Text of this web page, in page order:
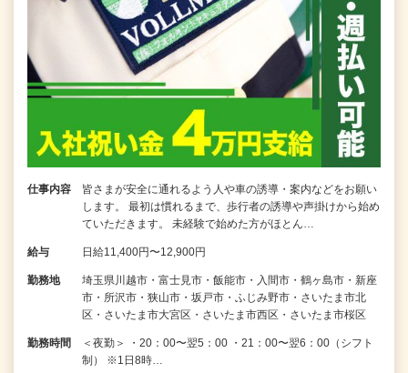
仕事内容
皆さまが安全に通れるよう人や車の誘導・案内などをお願い
します。 最初は慣れるまで、歩行者の誘導や声掛けから始め
ていただきます。 未経験で始めた方がほとん…
給与 日給11,400円〜12,900円
勤務地
埼玉県川越市・富士見市・飯能市・入間市・鶴ヶ島市・新座
市・所沢市・狭山市・坂戸市・ふじみ野市・さいたま市北
区・さいたま市大宮区・さいたま市西区・さいたま市桜区
勤務時間
＜夜勤＞ ・20：00〜翌5：00 ・21：00〜翌6：00（シフト
制） ※1日8時…